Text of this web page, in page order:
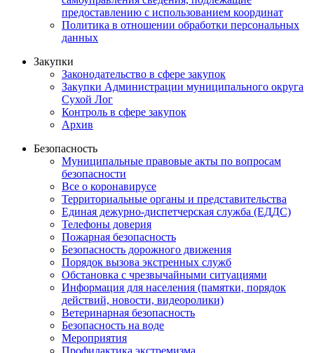
предоставлению с использованием координат
Политика в отношении обработки персональных
данных
Закупки
Законодательство в сфере закупок
Закупки Администрации муниципального округа
Сухой Лог
Контроль в сфере закупок
Архив
Безопасность
Муниципальные правовые акты по вопросам
безопасности
Все о коронавирусе
Территориальные органы и представительства
Единая дежурно-диспетчерская служба (ЕДДС)
Телефоны доверия
Пожарная безопасность
Безопасность дорожного движения
Порядок вызова экстренных служб
Обстановка с чрезвычайными ситуациями
Информация для населения (памятки, порядок
действий, новости, видеоролики)
Ветеринарная безопасность
Безопасность на воде
Мероприятия
Профилактика экстремизма